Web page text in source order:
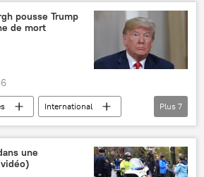
pousse Trump
de mort
International
Trump
fusillade
blessés
Plus 7
une